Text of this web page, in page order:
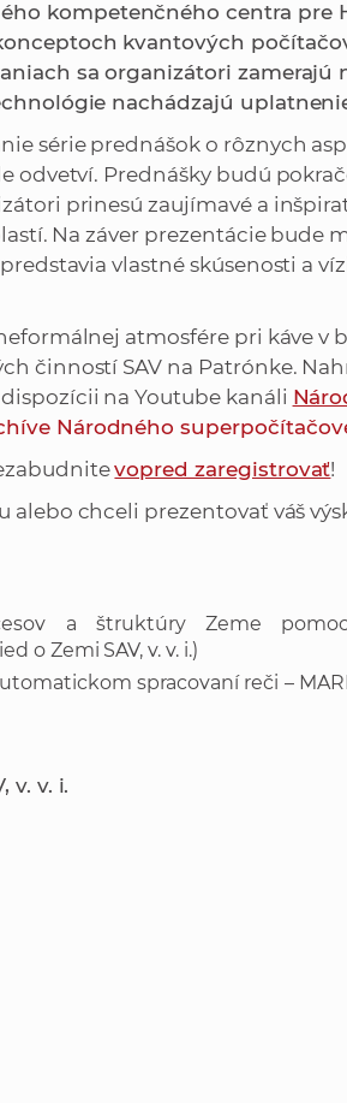
n
k
a
c
S
A
V
kompetenčného centra pre
kvantových
sa organizátori zamerajú
nachádzajú
série prednášok o rôznych
odvetví. Prednášky budú
prinesú zaujímavé a
Na záver prezentácie bude
vlastné skúsenosti a
atmosfére pri káve v
činností SAV na Patrónke.
na Youtube kanáli
Národného
vopred zaregistrovať!
chceli prezentovať váš
a štruktúry Zeme
o Zemi SAV, v. v. i.)
spracovaní reči –
v. v. i.